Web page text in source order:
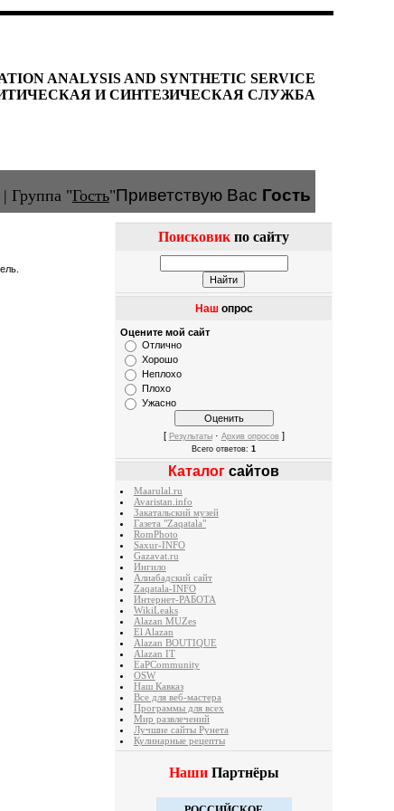
ANALYSIS AND SYNTHETIC SERVICE
И СИНТЕЗИЧЕСКАЯ СЛУЖБА
Группа"Гость"Приветствую Вас Гость
Поисковикпо сайту
Нашопрос
Оцените мой сайт
Отлично
Хорошо
Неплохо
Плохо
Ужасно
[ Результаты· Архив опросов]
Всего ответов:1
Каталогсайтов
Maarulal.ru
Avaristan.info
Закатальский музей
Газета "Zaqatala"
RomPhoto
Saxur-INFO
Gazavat.ru
Ингило
Алиабадский сайт
Zaqatala-INFO
Интернет-РАБОТА
WikiLeaks
Alazan MUZes
El Alazan
Alazan BOUTIQUE
Alazan IT
EaPCommunity
OSW
Наш Кавказ
Все для веб-мастера
Программы для всех
Мир развлечений
Лучшие сайты Рунета
Кулинарные рецепты
НашиПартнёры